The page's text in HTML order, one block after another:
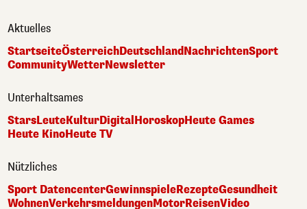
Aktuelles
StartseiteÖsterreichDeutschlandNachrichtenSport
CommunityWetterNewsletter
Unterhaltsames
StarsLeuteKulturDigitalHoroskopHeute Games
Heute KinoHeute TV
Nützliches
Sport DatencenterGewinnspieleRezepteGesundheit
WohnenVerkehrsmeldungenMotorReisenVideo